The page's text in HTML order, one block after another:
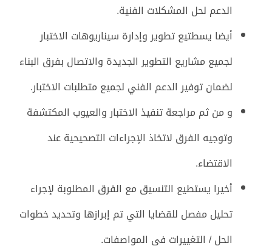
الدعم لحل المشكلات الفنية.
أيضا يسطتيع تطوير وإدارة سيناريوهات الاختبار
لجميع مشاريع التطوير الجديدة والاتصال بفرق البناء
لضمان توفير الدعم الفني لجميع متطلبات الاختبار.
و من ثم مراجعة تنفيذ الاختبار والعيوب المكتشفة
وتوجيه الفرق لاتخاذ الإجراءات التصحيحية عند
الاقتضاء.
أخيرا يستطيع التنسيق مع الفرق المطلوبة لإجراء
تحليل مفصل للقضايا التي تم إبرازها وتحديد خطوات
الحل / التغييرات في المواصفات.